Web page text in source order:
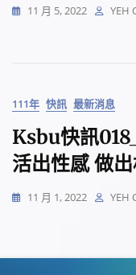
11 月 5, 2022 YEH
111年 快訊 最新消息
Ksbu快訊
活出性感 做
11 月 1, 2022 YEH